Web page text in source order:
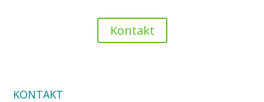
Kontakt
KONTAKT